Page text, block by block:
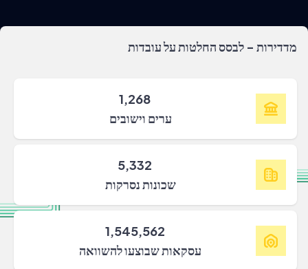
מדדירות - לבסס החלטות על עובדות
1,268
ערים וישובים
5,332
שכונות נסרקות
1,545,562
עסקאות שבוצעו להשוואה